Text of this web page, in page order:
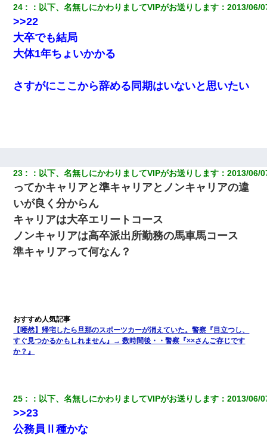
24 ： 以下、名無しにかわりましてVIPがお送りします ：2013/06/
>>22
大卒でも結局
大体1年ちょいかかる
さすがにここから辞める同期はいないと思いたい
23 ： 以下、名無しにかわりましてVIPがお送りします ：2013/06/
ってかキャリアと準キャリアとノンキャリアの違
いが良く分からん
キャリアは大卒エリートコース
ノンキャリアは高卒派出所勤務の馬車馬コース
準キャリアって何なん？
【唖然】帰宅したら旦那のスポーツカーが消えていた。警察『目立つし、
すぐ見つかるかもしれません』→ 数時間後・・警察『××さんご存じです
か？』
25 ： 以下、名無しにかわりましてVIPがお送りします ：2013/06/
>>23
公務員Ⅱ種かな